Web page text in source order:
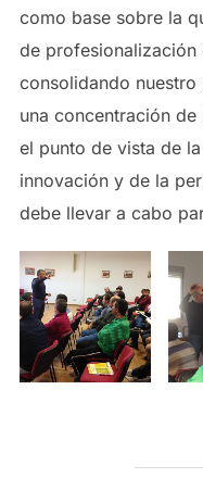
como base sobre la
de
consolidando
una concentración
el punto de vista de
innovación y de la
debe llevar a cabo